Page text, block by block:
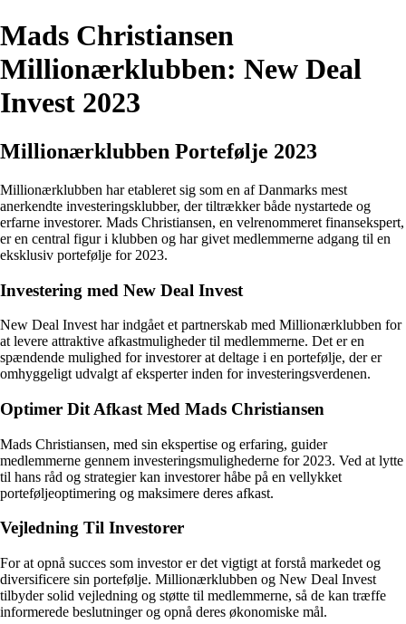
Mads Christiansen
Millionærklubben: New Deal
Invest 2023
Millionærklubben Portefølje 2023
Millionærklubben har etableret sig som en af Danmarks mest
anerkendte investeringsklubber, der tiltrækker både nystartede og
erfarne investorer. Mads Christiansen, en velrenommeret finansekspert,
er en central figur i klubben og har givet medlemmerne adgang til en
eksklusiv portefølje for 2023.
Investering med New Deal Invest
New Deal Invest har indgået et partnerskab med Millionærklubben for
at levere attraktive afkastmuligheder til medlemmerne. Det er en
spændende mulighed for investorer at deltage i en portefølje, der er
omhyggeligt udvalgt af eksperter inden for investeringsverdenen.
Optimer Dit Afkast Med Mads Christiansen
Mads Christiansen, med sin ekspertise og erfaring, guider
medlemmerne gennem investeringsmulighederne for 2023. Ved at lytte
til hans råd og strategier kan investorer håbe på en vellykket
porteføljeoptimering og maksimere deres afkast.
Vejledning Til Investorer
For at opnå succes som investor er det vigtigt at forstå markedet og
diversificere sin portefølje. Millionærklubben og New Deal Invest
tilbyder solid vejledning og støtte til medlemmerne, så de kan træffe
informerede beslutninger og opnå deres økonomiske mål.